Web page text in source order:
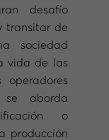
desafío
transitar de
sociedad
vida de las
se aborda
o
producción